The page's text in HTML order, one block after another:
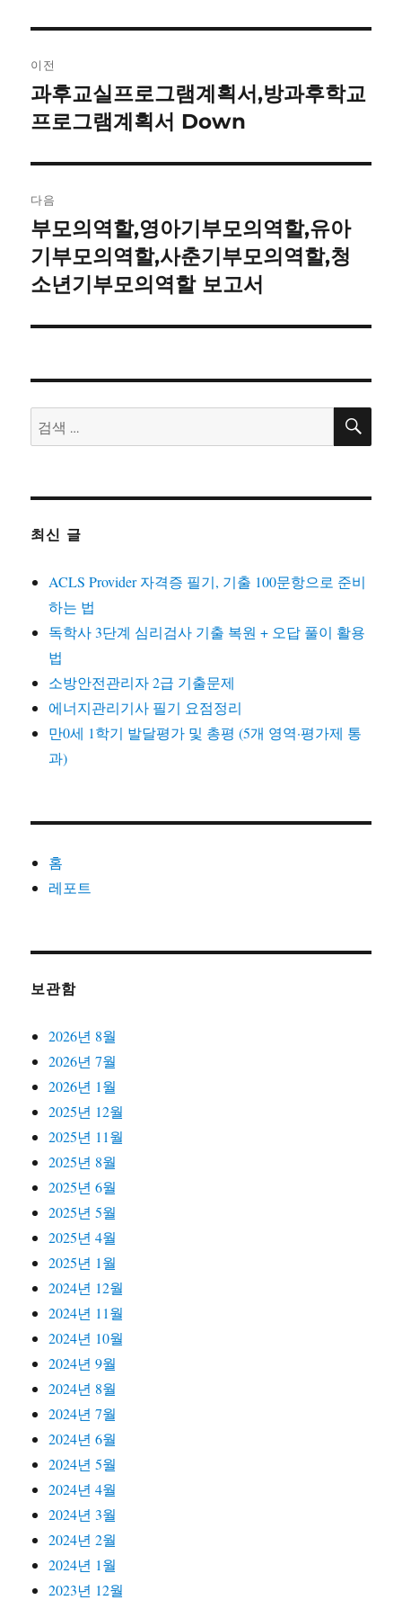
내
비
게
이
션
이전
이
전
과후교실프로그램계획서,방과후학교
프로그램계획서 Down
다음
다
음
글:
부모의역할,영아기부모의역할,유아
기부모의역할,사춘기부모의역할,청
소년기부모의역할 보고서
검
색:
검
최신 글
ACLS Provider 자격증 필기, 기출 100문항으로 준비
하는 법
독학사 3단계 심리검사 기출 복원 + 오답 풀이 활용
법
소방안전관리자 2급 기출문제
에너지관리기사 필기 요점정리
만0세 1학기 발달평가 및 총평 (5개 영역·평가제 통
과)
홈
레포트
보관함
2026년 8월
2026년 7월
2026년 1월
2025년 12월
2025년 11월
2025년 8월
2025년 6월
2025년 5월
2025년 4월
2025년 1월
2024년 12월
2024년 11월
2024년 10월
2024년 9월
2024년 8월
2024년 7월
2024년 6월
2024년 5월
2024년 4월
2024년 3월
2024년 2월
2024년 1월
2023년 12월